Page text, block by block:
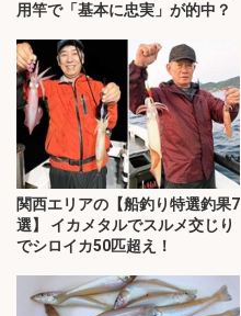
用竿で「基本に忠実」が的中？
関西エリアの【船釣り特選釣果7
選】 イカメタルでスルメ交じり
でシロイカ50匹超え！